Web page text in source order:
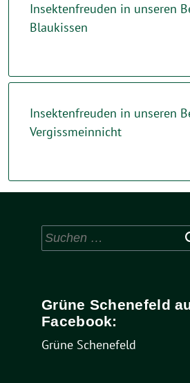
Insektenfreuden in unseren
Blaukissen
Insektenfreuden in unseren
Vergissmeinnicht
Suchen
nach:
Grüne Schenefeld
Facebook:
Grüne Schenefeld